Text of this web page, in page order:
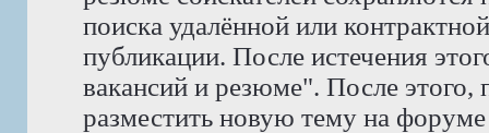
поиска удалённой или
публикации. После истечения
вакансий и резюме". После этого,
разместить новую тему на